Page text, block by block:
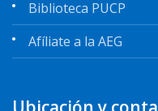
Biblioteca PUCP
Afíliate a la AEG